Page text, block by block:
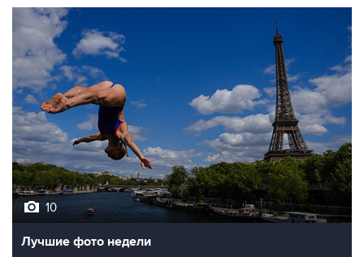
10
Лучшие фото недели